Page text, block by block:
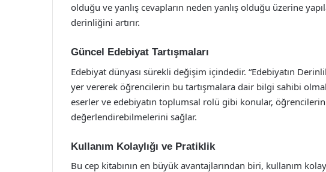
olduğu ve yanlış cevapların neden yanlış olduğu üzerine
derinliğini artırır.
Güncel Edebiyat Tartışmaları
Edebiyat dünyası sürekli değişim içindedir. “Edebiyatın
yer vererek öğrencilerin bu tartışmalara dair bilgi sahibi
eserler ve edebiyatın toplumsal rolü gibi konular,
değerlendirebilmelerini sağlar.
Kullanım Kolaylığı ve Pratiklik
Bu cep kitabının en büyük avantajlarından biri, kullanım